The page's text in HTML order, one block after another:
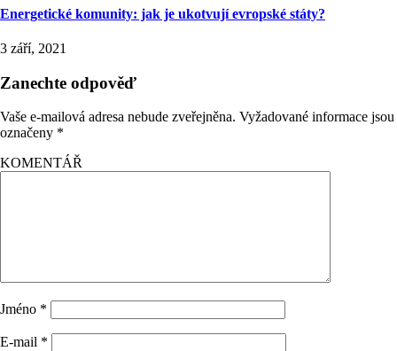
Energetické komunity: jak je ukotvují evropské státy?
3 září, 2021
Zanechte odpověď
Vaše e-mailová adresa nebude zveřejněna. Vyžadované informace jsou
označeny *
KOMENTÁŘ
Jméno *
E-mail *